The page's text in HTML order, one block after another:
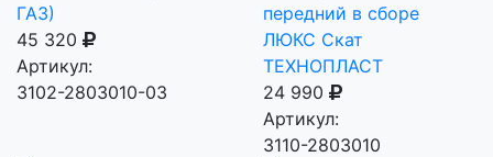
ГАЗ)
45 320
Артикул:
3102-2803010-03
передний в сборе
ЛЮКС Скат
ТЕХНОПЛАСТ
24 990
Артикул:
3110-2803010